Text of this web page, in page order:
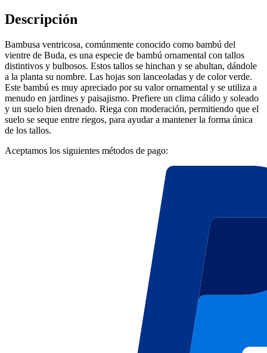
Descripción
Bambusa ventricosa, comúnmente conocido como bambú del
vientre de Buda, es una especie de bambú ornamental con tallos
distintivos y bulbosos. Estos tallos se hinchan y se abultan, dándole
a la planta su nombre. Las hojas son lanceoladas y de color verde.
Este bambú es muy apreciado por su valor ornamental y se utiliza a
menudo en jardines y paisajismo. Prefiere un clima cálido y soleado
y un suelo bien drenado. Riega con moderación, permitiendo que el
suelo se seque entre riegos, para ayudar a mantener la forma única
de los tallos.
Aceptamos los siguientes métodos de pago: